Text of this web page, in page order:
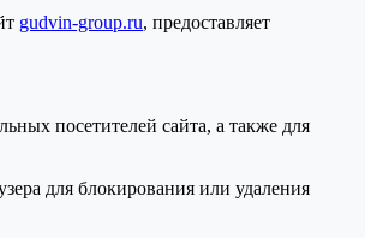
gudvin-group.ru, предоставляет
посетителей сайта, а также для
для блокирования или удаления